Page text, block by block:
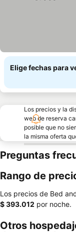
Elige fechas para
Los precios y la
web de reserva
posible que no
la misma oferta
Preguntas
Rango de
Los precios de Bed
‎$ 393.012 por noche.
Otros